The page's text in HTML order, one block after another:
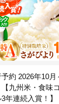
予約 2026年10月
九州米・食味
3年連続入賞！】